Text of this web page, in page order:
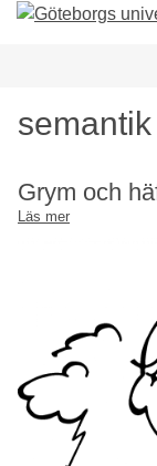
Hoppa
semantik
Grym och
Läs mer